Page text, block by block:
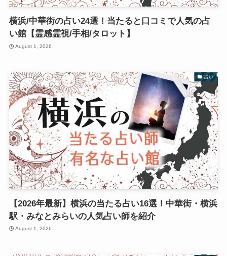
横浜/中華街の占い24選！当たると口コミで人気の占
い館【霊感霊視/手相/タロット】
August 1, 2026
占い
【2026年最新】横浜の当たる占い16選！中華街・横浜
駅・みなとみらいの人気占い師を紹介
August 1, 2026